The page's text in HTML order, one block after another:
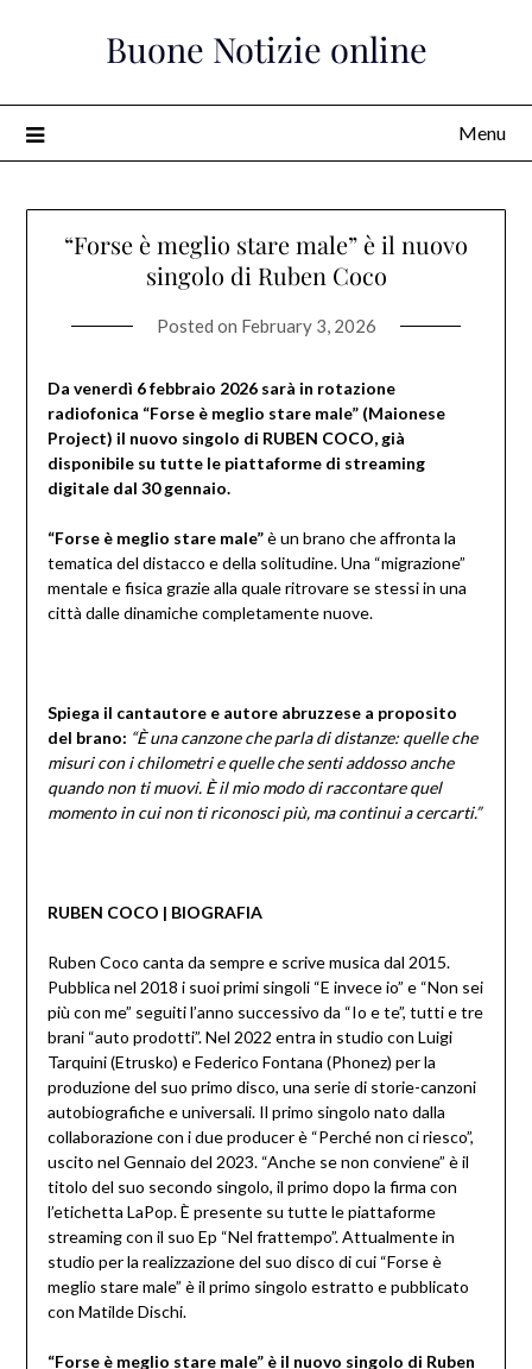
Buone Notizie online
Menu
“Forse è meglio stare male” è il nuovo
singolo di Ruben Coco
Posted on February 3, 2026
Da venerdì 6 febbraio 2026 sarà in rotazione
radiofonica “Forse è meglio stare male” (Maionese
Project) il nuovo singolo di RUBEN COCO, già
disponibile su tutte le piattaforme di streaming
digitale dal 30 gennaio.
“Forse è meglio stare male”è un brano che affronta la
tematica del distacco e della solitudine. Una “migrazione”
mentale e fisica grazie alla quale ritrovare se stessi in una
città dalle dinamiche completamente nuove.
Spiega il cantautore e autore abruzzese a proposito
del brano: “È una canzone che parla di distanze: quelle che
misuri con i chilometri e quelle che senti addosso anche
quando non ti muovi. È il mio modo di raccontare quel
momento in cui non ti riconosci più, ma continui a cercarti.”
RUBEN COCO | BIOGRAFIA
Ruben Coco canta da sempre e scrive musica dal 2015.
Pubblica nel 2018 i suoi primi singoli “E invece io” e “Non sei
più con me” seguiti l’anno successivo da “Io e te”, tutti e tre
brani “auto prodotti”. Nel 2022 entra in studio con Luigi
Tarquini (Etrusko) e Federico Fontana (Phonez) per la
produzione del suo primo disco, una serie di storie-canzoni
autobiografiche e universali. Il primo singolo nato dalla
collaborazione con i due producer è “Perché non ci riesco”,
uscito nel Gennaio del 2023. “Anche se non conviene” è il
titolo del suo secondo singolo, il primo dopo la firma con
l’etichetta LaPop. È presente su tutte le piattaforme
streaming con il suo Ep “Nel frattempo”. Attualmente in
studio per la realizzazione del suo disco di cui “Forse è
meglio stare male” è il primo singolo estratto e pubblicato
con Matilde Dischi.
“Forse è meglio stare male” è il nuovo singolo di Ruben